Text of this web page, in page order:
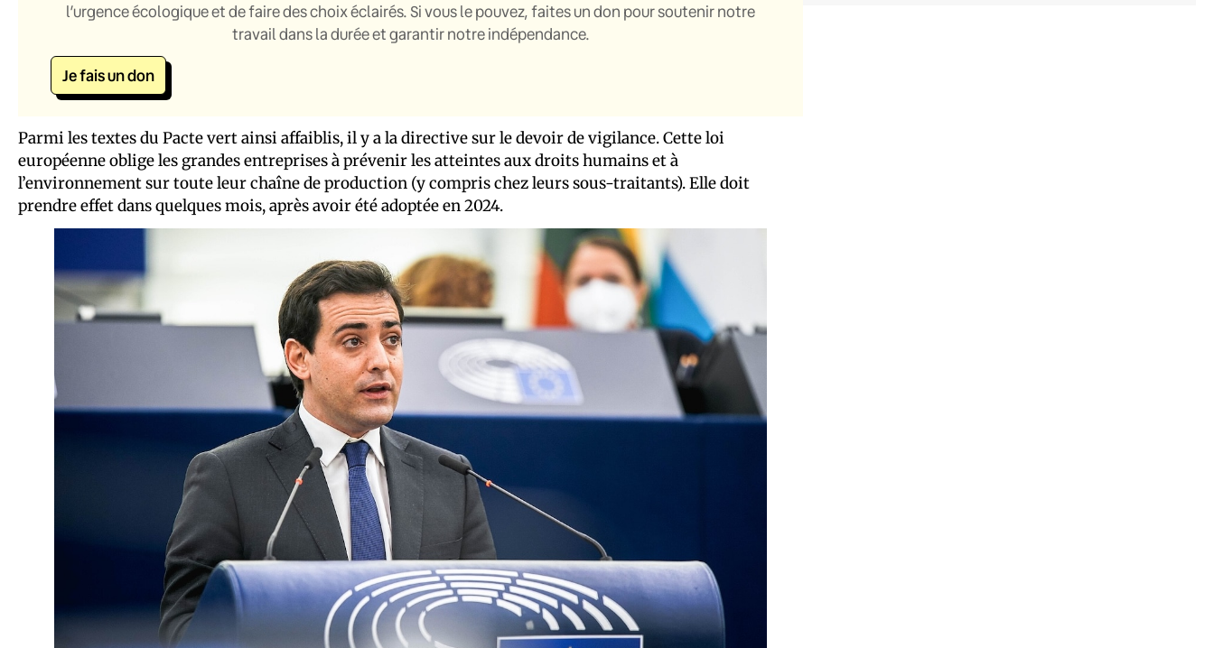
l’urgence écologique et de faire des choix éclairés. Si vous le pouvez, faites un don pour soutenir notre
travail dans la durée et garantir notre indépendance.
Je fais un don
Parmi les textes du Pacte vert ainsi affaiblis, il y a la directive sur le devoir de vigilance. Cette loi
européenne oblige les grandes entreprises à prévenir les atteintes aux droits humains et à
l’environnement sur toute leur chaîne de production (y compris chez leurs sous-traitants). Elle doit
prendre effet dans quelques mois, après avoir été adoptée en 2024.